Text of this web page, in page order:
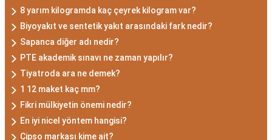
8 yarım kilogramda kaç çeyrek kilogram var?
Biyoyakıt ve sentetik yakıt arasındaki fark nedir?
Sapanca diğer adı nedir?
PTE akademik sınavı ne zaman yapılır?
Tiyatroda ara ne demek?
1 12 maket kaç mm?
Fikri mülkiyetin önemi nedir?
En iyi nicel yöntem hangisi?
Cipso markası kime ait?